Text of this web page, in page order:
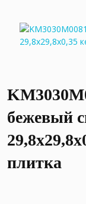
бежевый
плитка